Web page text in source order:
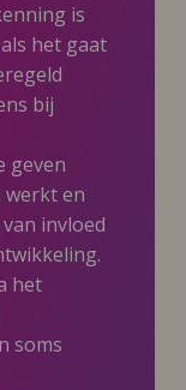
is
het gaat
bij
geven
werkt en
invloed
het
soms